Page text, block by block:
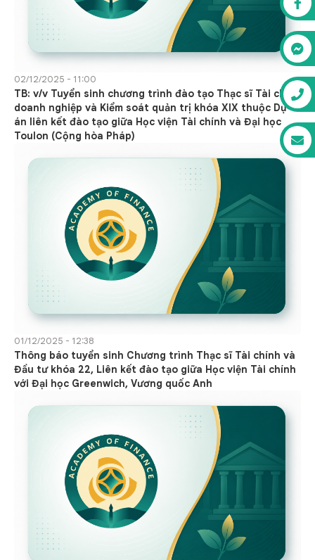
02/12/2025 - 11:00
TB: v/v Tuyển sinh chương trình đào tạo Thạc sĩ Tài chính
doanh nghiệp và Kiểm soát quản trị khóa XIX thuộc Dự
án liên kết đào tạo giữa Học viện Tài chính và Đại học
Toulon (Cộng hòa Pháp)
01/12/2025 - 12:38
Thông báo tuyển sinh Chương trình Thạc sĩ Tài chính và
Đầu tư khóa 22, Liên kết đào tạo giữa Học viện Tài chính
với Đại học Greenwich, Vương quốc Anh